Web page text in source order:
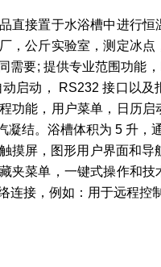
直接置于水浴槽中进行
，公斤实验室，测定冰
需要; 提供专业范围功能
启动， RS232 接口以
功能，用户菜单，日历
结。浴槽体积为 5 升，
摸屏，图形用户界面和
夹菜单，一键式操作和
接，例如：用于远程控